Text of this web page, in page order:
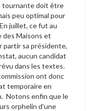
tournante doit être
peu optimal pour
juillet, ce fut au
des Maisons et
partir sa présidente,
aucun candidat
dans les textes.
ont donc
temporaire en
Notons enfin que le
orphelin d’une